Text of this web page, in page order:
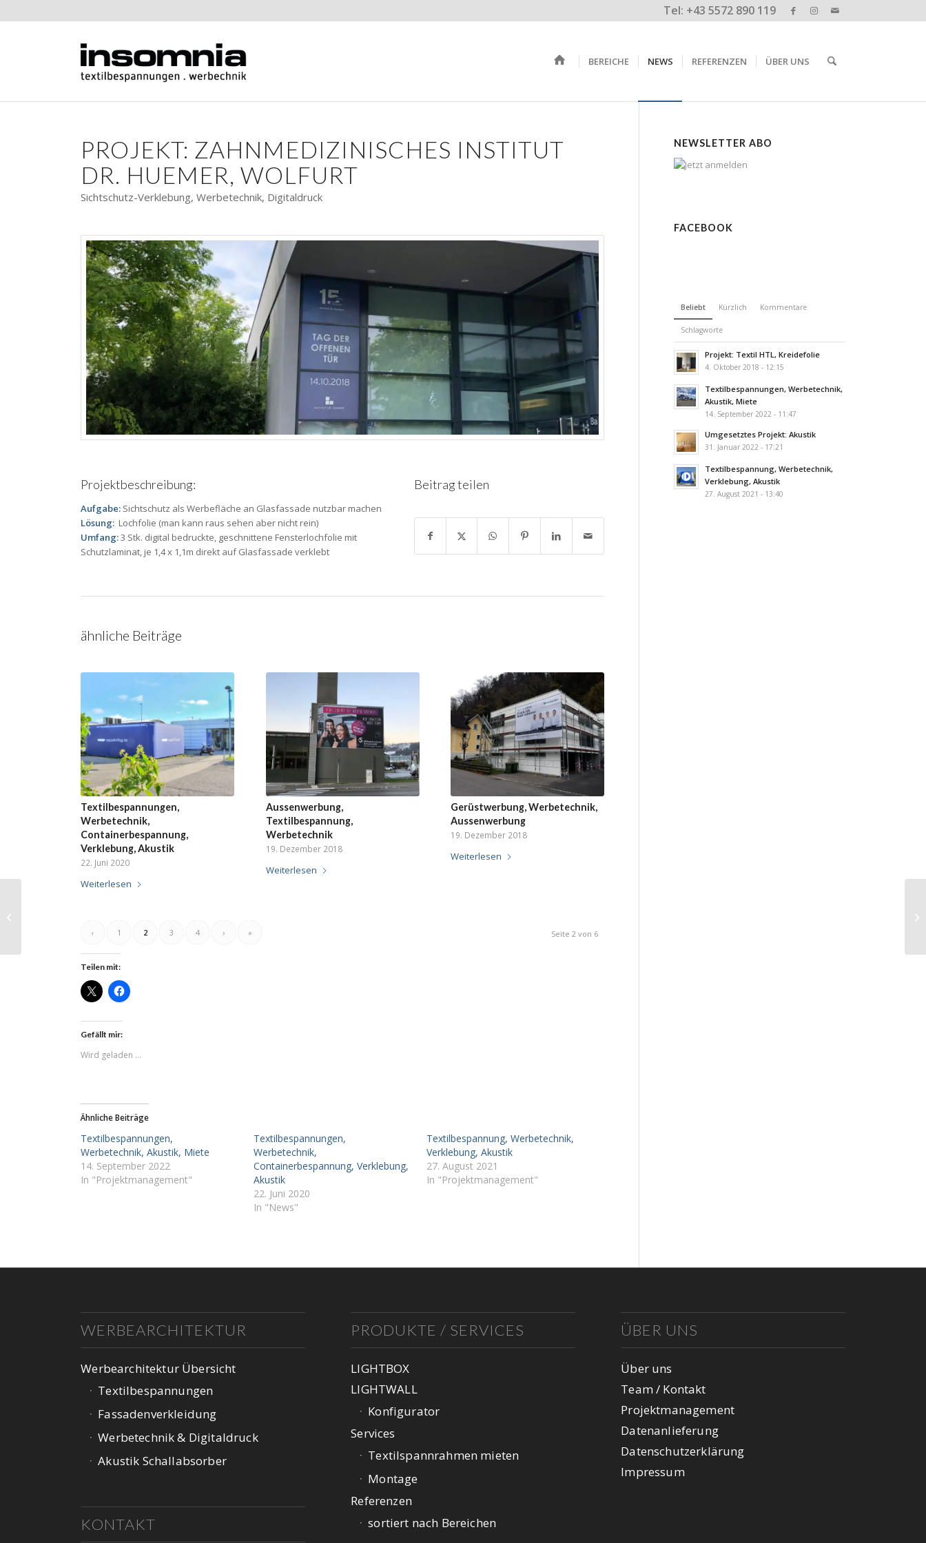
Tel: +43 5572 890 119
BEREICHE NEWS REFERENZEN ÜBER UNS
PROJEKT: ZAHNMEDIZINISCHES INSTITUT
DR. HUEMER, WOLFURT
Sichtschutz-Verklebung, Werbetechnik, Digitaldruck
Projektbeschreibung:
Aufgabe: Sichtschutz als Werbefläche an Glasfassade nutzbar machen
Lösung: Lochfolie (man kann raus sehen aber nicht rein)
Umfang:3 Stk. digital bedruckte, geschnittene Fensterlochfolie mit
Schutzlaminat, je 1,4 x 1,1m direkt auf Glasfassade verklebt
Beitrag teilen
ähnliche Beiträge
Textilbespannungen,
Werbetechnik,
Containerbespannung,
Verklebung, Akustik
22. Juni 2020
Weiterlesen
Aussenwerbung,
Textilbespannung,
Werbetechnik
19. Dezember 2018
Weiterlesen
Gerüstwerbung, Werbetechnik,
Aussenwerbung
19. Dezember 2018
Weiterlesen
Seite 2 von 6
‹ 1 2 3 4 › »
Teilen mit:
Gefällt mir:
Wird geladen …
Ähnliche Beiträge
Textilbespannungen,
Werbetechnik, Akustik, Miete
14. September 2022
In "Projektmanagement"
Textilbespannungen,
Werbetechnik,
Containerbespannung, Verklebung,
Akustik
22. Juni 2020
In "News"
Textilbespannung, Werbetechnik,
Verklebung, Akustik
27. August 2021
In "Projektmanagement"
NEWSLETTER ABO
FACEBOOK
Beliebt Kürzlich Kommentare
Schlagworte
Projekt: Textil HTL, Kreidefolie
4. Oktober 2018 - 12:15
Textilbespannungen, Werbetechnik,
Akustik, Miete
14. September 2022 - 11:47
Umgesetztes Projekt: Akustik
31. Januar 2022 - 17:21
Textilbespannung, Werbetechnik,
Verklebung, Akustik
27. August 2021 - 13:40
WERBEARCHITEKTUR
Werbearchitektur Übersicht
Textilbespannungen
Fassadenverkleidung
Werbetechnik & Digitaldruck
Akustik Schallabsorber
KONTAKT
PRODUKTE / SERVICES
LIGHTBOX
LIGHTWALL
Konfigurator
Services
Textilspannrahmen mieten
Montage
Referenzen
sortiert nach Bereichen
ÜBER UNS
Über uns
Team / Kontakt
Projektmanagement
Datenanlieferung
Datenschutzerklärung
Impressum